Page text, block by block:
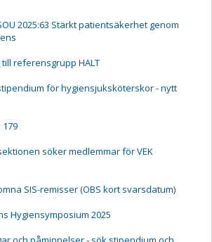
2025:63 Stärkt patientsäkerhet genom
referensgrupp HALT
för hygiensjuksköterskor - nytt
söker medlemmar för VEK
SIS-remisser (OBS kort svarsdatum)
Hygiensymposium 2025